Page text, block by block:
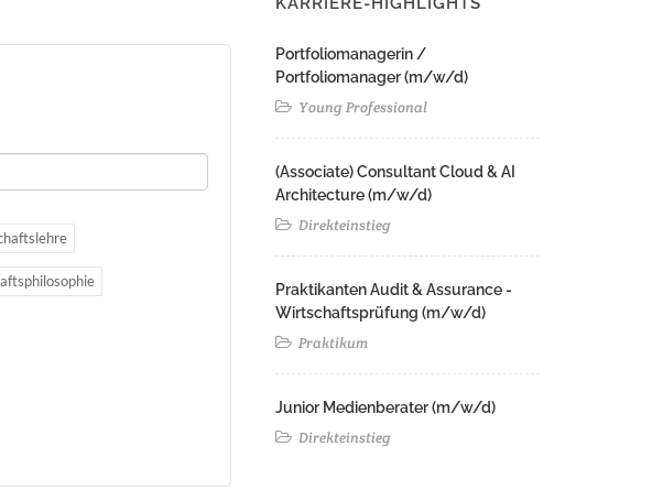
Portfoliomanagerin /
Portfoliomanager (m/w/d)
Young Professional
(Associate) Consultant Cloud & AI
Architecture (m/w/d)​ ​
Direkteinstieg
Praktikanten Audit & Assurance -
Wirtschaftsprüfung (m/w/d)
Praktikum
Junior Medienberater (m/w/d)
Direkteinstieg